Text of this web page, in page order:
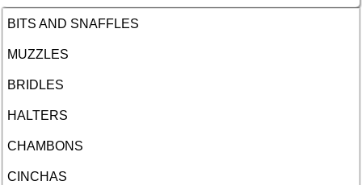
BITS AND SNAFFLES
MUZZLES
BRIDLES
HALTERS
CHAMBONS
CINCHAS